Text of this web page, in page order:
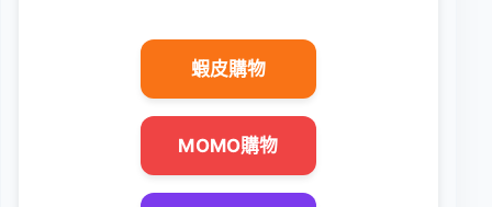
蝦皮購物
MOMO購物